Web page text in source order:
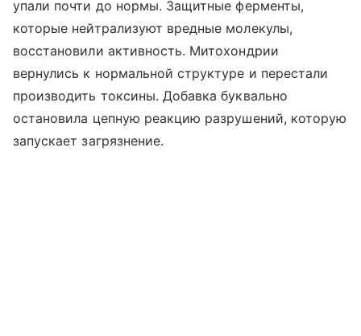
упали почти до нормы. Защитные ферменты,
которые нейтрализуют вредные молекулы,
восстановили активность. Митохондрии
вернулись к нормальной структуре и перестали
производить токсины. Добавка буквально
остановила цепную реакцию разрушений, которую
запускает загрязнение.